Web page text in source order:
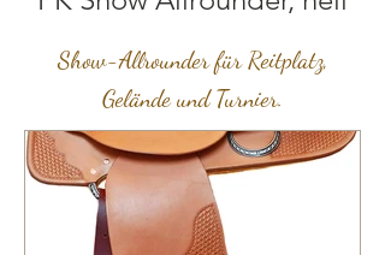
Show-Allrounder für Reitplatz,
Gelände und Turnier.